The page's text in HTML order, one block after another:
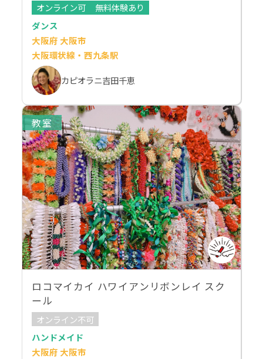
オンライン可
無料体験あり
ダンス
大阪府 大阪市
大阪環状線・西九条駅
カピオラニ吉田千恵
教室
ロコマイカイ ハワイアンリボンレイ スク
ール
オンライン不可
ハンドメイド
大阪府 大阪市